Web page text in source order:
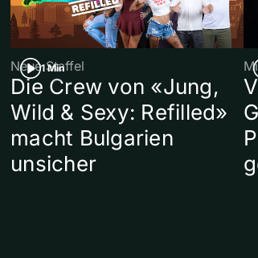
1 Min
Neue Staffel
Die Crew von «Jung,
Wild & Sexy: Refilled»
macht Bulgarien
unsicher